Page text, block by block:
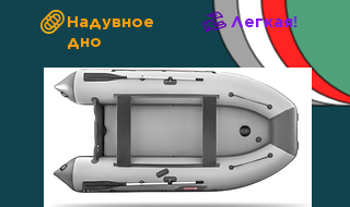
Надувное
дно
Легкая!